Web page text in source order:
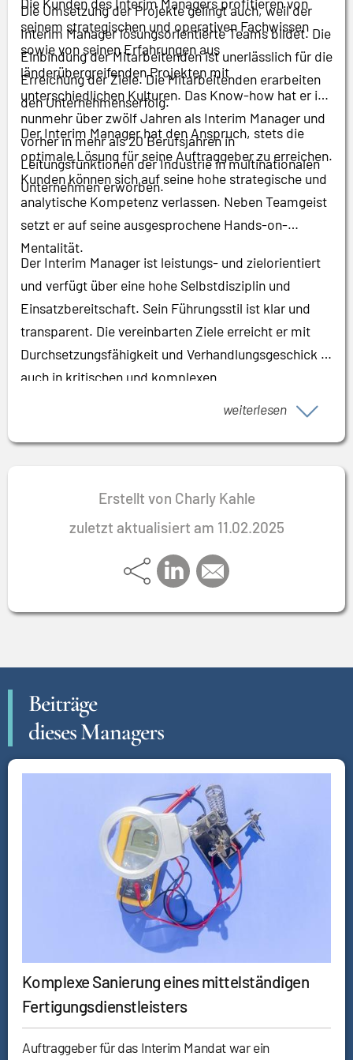
Die Umsetzung der Projekte gelingt auch, weil der
Interim Manager lösungsorientierte Teams bildet. Die
Einbindung der Mitarbeitenden ist unerlässlich für die
Erreichung der Ziele. Die Mitarbeitenden erarbeiten
den Unternehmenserfolg.
seinem strategischen und operativen Fachwissen
sowie von seinen Erfahrungen aus
länderübergreifenden Projekten mit
unterschiedlichen Kulturen. Das Know-how hat er in
nunmehr über zwölf Jahren als Interim Manager und
vorher in mehr als 20 Berufsjahren in
Leitungsfunktionen der Industrie in multinationalen
Unternehmen erworben.
Der Interim Manager hat den Anspruch, stets die
optimale Lösung für seine Auftraggeber zu erreichen.
Kunden können sich auf seine hohe strategische und
analytische Kompetenz verlassen. Neben Teamgeist
setzt er auf seine ausgesprochene Hands-on-
Mentalität.
Der Interim Manager ist leistungs- und zielorientiert
und verfügt über eine hohe Selbstdisziplin und
Einsatzbereitschaft. Sein Führungsstil ist klar und
transparent. Die vereinbarten Ziele erreicht er mit
Durchsetzungsfähigkeit und Verhandlungsgeschick –
auch in kritischen und komplexen
weiterlesen
Erstellt von Charly Kahle
zuletzt aktualisiert am 11.02.2025
Beiträge
dieses Managers
Komplexe Sanierung eines mittelständigen
Fertigungsdienstleisters
Auftraggeber für das Interim Mandat war ein